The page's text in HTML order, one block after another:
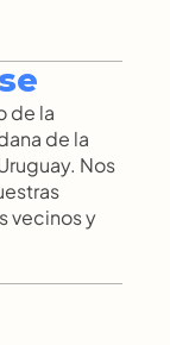
de la
de la
Nos
vecinos y